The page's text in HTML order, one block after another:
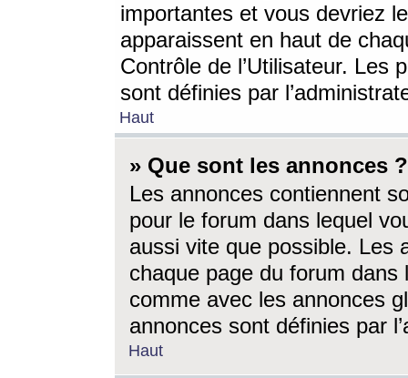
importantes et vous devriez
apparaissent en haut de
Contrôle de l’Utilisateur. Les
sont définies par
Haut
» Que sont les annonces ?
Les annonces contiennent
pour le forum dans lequel
aussi vite que possible. Les
chaque page du forum dans
comme avec les annonces
annonces sont définies par
Haut